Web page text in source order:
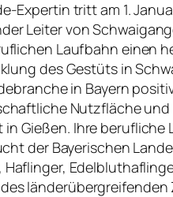
Expertin tritt am 1.
Leiter von
Laufbahn einen
des Gestüts in
in Bayern
Nutzfläche
Gießen. Ihre berufliche
der Bayerischen